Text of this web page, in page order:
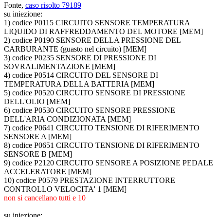
Fonte, caso risolto 79189
su iniezione:
1) codice P0115 CIRCUITO SENSORE TEMPERATURA
LIQUIDO DI RAFFREDDAMENTO DEL MOTORE [MEM]
2) codice P0190 SENSORE DELLA PRESSIONE DEL
CARBURANTE (guasto nel circuito) [MEM]
3) codice P0235 SENSORE DI PRESSIONE DI
SOVRALIMENTAZIONE [MEM]
4) codice P0514 CIRCUITO DEL SENSORE DI
TEMPERATURA DELLA BATTERIA [MEM]
5) codice P0520 CIRCUITO SENSORE DI PRESSIONE
DELL'OLIO [MEM]
6) codice P0530 CIRCUITO SENSORE PRESSIONE
DELL'ARIA CONDIZIONATA [MEM]
7) codice P0641 CIRCUITO TENSIONE DI RIFERIMENTO
SENSORE A [MEM]
8) codice P0651 CIRCUITO TENSIONE DI RIFERIMENTO
SENSORE B [MEM]
9) codice P2120 CIRCUITO SENSORE A POSIZIONE PEDALE
ACCELERATORE [MEM]
10) codice P0579 PRESTAZIONE INTERRUTTORE
CONTROLLO VELOCITA' 1 [MEM]
non si cancellano tutti e 10
su iniezione: